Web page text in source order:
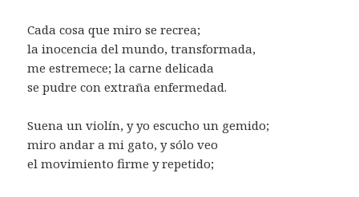
Cada cosa que miro se recrea;
la inocencia del mundo, transformada,
me estremece; la carne delicada
se pudre con extraña enfermedad.
Suena un violín, y yo escucho un gemido;
miro andar a mi gato, y sólo veo
el movimiento firme y repetido;